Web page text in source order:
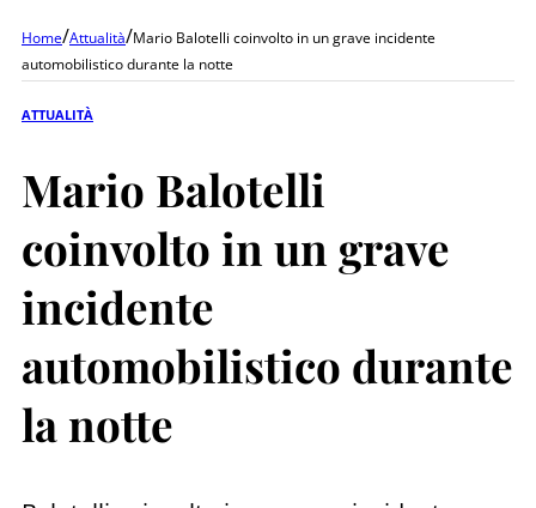
Home/Attualità/Mario Balotelli coinvolto in un grave incidente
automobilistico durante la notte
ATTUALITÀ
Mario Balotelli
coinvolto in un grave
incidente
automobilistico durante
la notte